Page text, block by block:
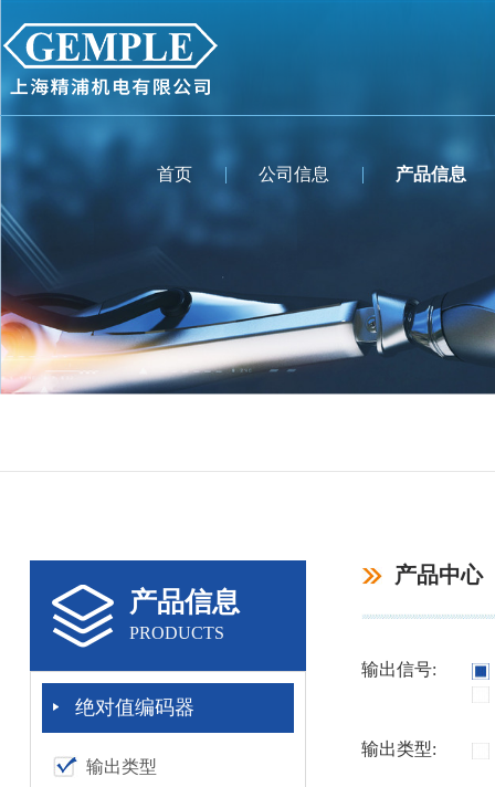
首页 公司信息 产品信息
产品信息
PRODUCTS
绝对值编码器
输出类型
产品中心
输出信号:
输出类型: